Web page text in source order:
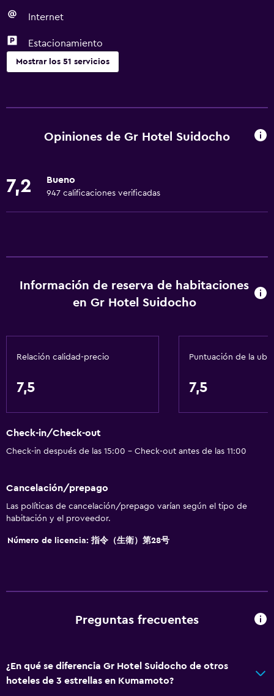
Internet
Estacionamiento
Mostrar los 51 servicios
Wifi gratis
Extinguidor
Gel de ducha
Aire acondicionado
Bidé
Secador de pelo
Papel higiénico
Cepillo de dientes
Baño privado
Habitaciones para no fumadores disponibles
Ascensor disponible
Áreas designadas para fumadores
Opiniones de Gr Hotel Suidocho
7,2 Bueno
947 calificaciones verificadas
Información de reserva de habitaciones
en Gr Hotel Suidocho
Relación calidad-precio
7,5
Puntuación de la
7,5
Check-in/Check-out
Check-in después de las 15:00 - Check-out antes de las 11:00
Cancelación/prepago
Las políticas de cancelación/prepago varían según el tipo de
habitación y el proveedor.
Número de licencia: 指令（生衛）第28号
Preguntas frecuentes
¿En qué se diferencia Gr Hotel Suidocho de otros
hoteles de 3 estrellas en Kumamoto?